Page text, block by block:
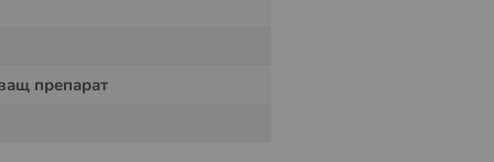
препарат